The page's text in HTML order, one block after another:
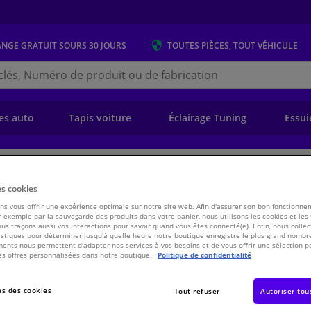
GRATUITSOURS 30 JOURS TOUTES PIÈCES, TOUT VÉHICULE
auto Tapis voiture Éclairage Tuning
de commande VKJP 1410 SKF
Voir les
cookies
vous offrir une expérience optimale sur notre site web. Afin d'assurer son bon
exemple par la sauvegarde des produits dans votre panier, nous utilisons les cookies et les
traçons aussi vos interactions pour savoir quand vous êtes connecté(e). Enfin, nous
pour déterminer jusqu'à quelle heure notre boutique enregistre le plus grand
nous permettent d'adapter nos services à vos besoins et de vous offrir une sélection
offres personnalisées dans notre boutique.
Politique de confidentialité
des cookies Tout refuser Autoriser